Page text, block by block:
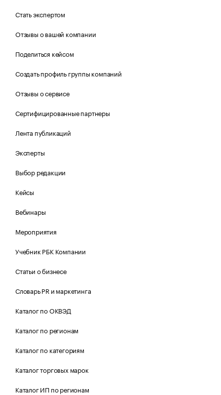
Стать экспертом
Отзывы о вашей компании
Поделиться кейсом
Создать профиль группы компаний
Отзывы о сервисе
Сертифицированные партнеры
Лента публикаций
Эксперты
Выбор редакции
Кейсы
Вебинары
Мероприятия
Учебник РБК Компании
Статьи о бизнесе
Словарь PR и маркетинга
Каталог по ОКВЭД
Каталог по регионам
Каталог по категориям
Каталог торговых марок
Каталог ИП по регионам